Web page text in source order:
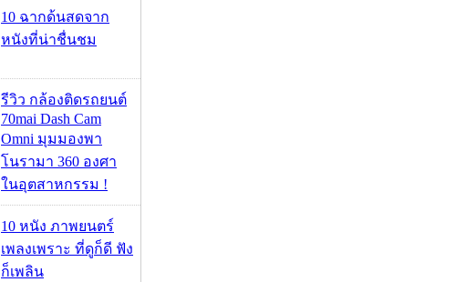
10 ฉากด้นสดจาก
หนังที่น่าชื่นชม
รีวิว กล้องติดรถยนต์
70mai Dash Cam
Omni มุมมองพา
โนรามา 360 องศา
ในอุตสาหกรรม !
10 หนัง ภาพยนตร์
เพลงเพราะ ที่ดูก็ดี ฟัง
ก็เพลิน